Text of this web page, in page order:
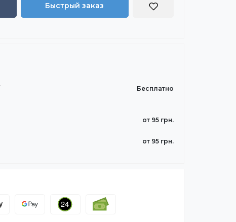
Быстрый заказ
Бесплатно
от 95 грн.
от 95 грн.